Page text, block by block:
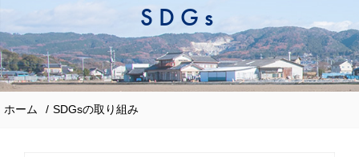
SDGs
ホーム SDGsの取り組み